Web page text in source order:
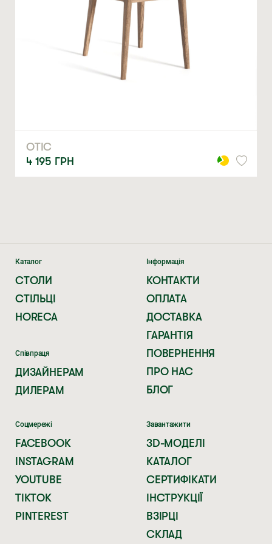
ОТІС
4 195 ГРН
Каталог
СТОЛИ
СТІЛЬЦІ
HORECA
Співпраця
ДИЗАЙНЕРАМ
ДИЛЕРАМ
Інформація
КОНТАКТИ
ОПЛАТА
ДОСТАВКА
ГАРАНТІЯ
ПОВЕРНЕННЯ
ПРО НАС
БЛОГ
Соцмережі
FACEBOOK
INSTAGRAM
YOUTUBE
TIKTOK
PINTEREST
Завантажити
3D-МОДЕЛІ
КАТАЛОГ
СЕРТИФІКАТИ
ІНСТРУКЦІЇ
ВЗІРЦІ
СКЛАД
ЗАМОВИТИ * — обов’язкові поля
Натискаючи ви автоматично погоджуєтеся на обробку